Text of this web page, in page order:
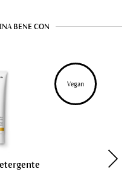
BENE CON
Vegan